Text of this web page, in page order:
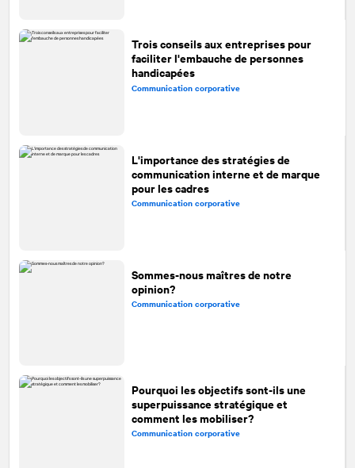
Trois conseils aux entreprises pour
faciliter l'embauche de personnes
handicapées
Communication corporative
L'importance des stratégies de
communication interne et de marque
pour les cadres
Communication corporative
Sommes-nous maîtres de notre
opinion?
Communication corporative
Pourquoi les objectifs sont-ils une
superpuissance stratégique et
comment les mobiliser?
Communication corporative